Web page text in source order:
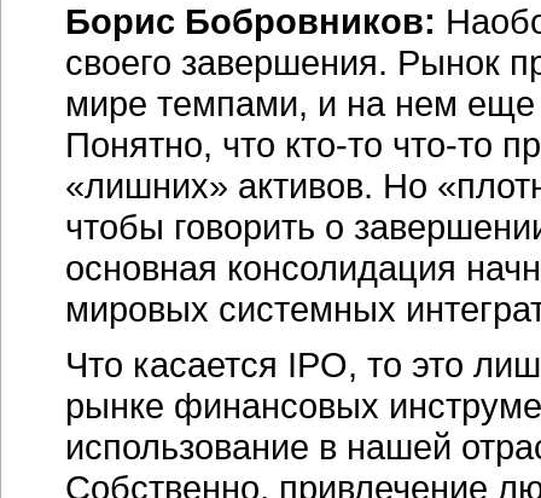
Борис Бобровников:
своего завершения. Рынок
мире темпами, и на нем еще
Понятно, что кто-то что-то
«лишних» активов. Но
чтобы говорить о
основная консолидация
мировых системных
Что касается IPO, то это
рынке финансовых
использование в нашей
Собственно, привлечение